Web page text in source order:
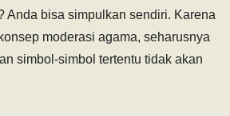
Anda bisa simpulkan sendiri. Karena
moderasi agama, seharusnya
simbol-simbol tertentu tidak akan